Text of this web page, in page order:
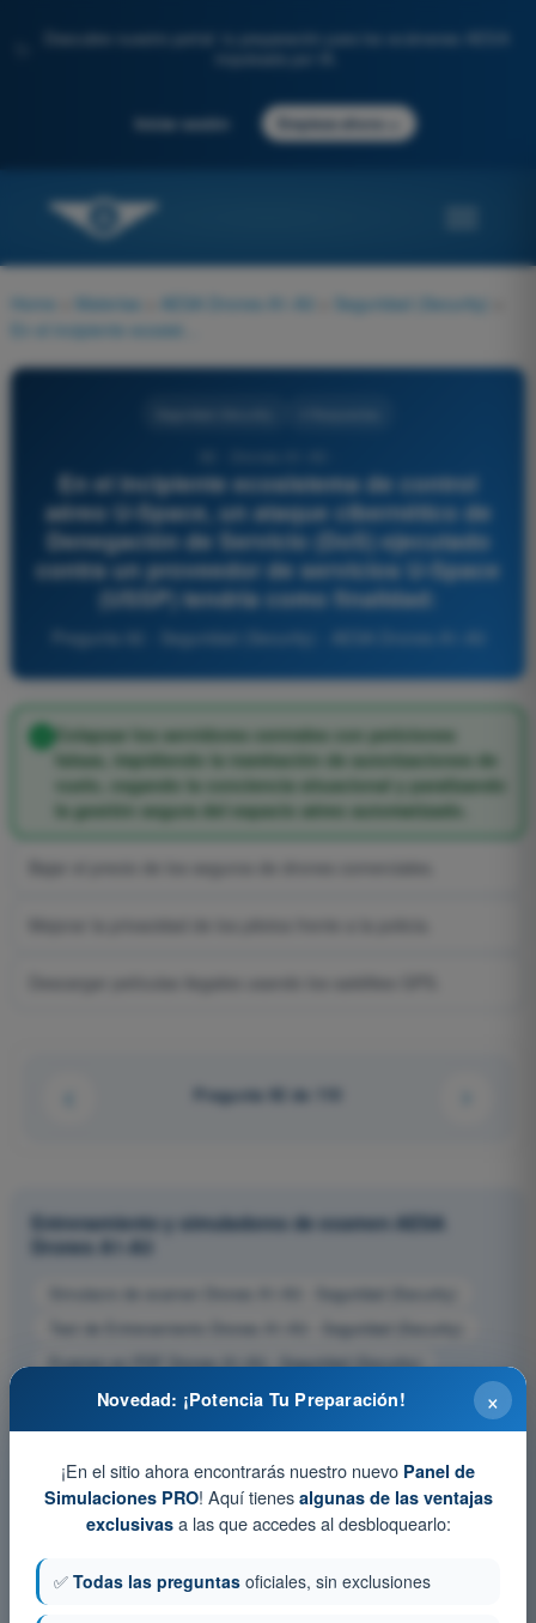
Descubre nuestro portal: tu preparación para los exámenes AESA
Iniciar sesión Empieza ahora
Home Materias AESA Drones A1-A3 Seguridad (Security)
En el incipiente ecosistema de control
aéreo U-Space, un ataque cibernético de
Denegación de Servicio (DoS) ejecutado
contra un proveedor de servicios U-Space
(USSP) tendría como finalidad:
Pregunta 92 - Seguridad (Security) - AESA Drones A1-A3
Colapsar los servidores centrales con peticiones
falsas, impidiendo la tramitación de autorizaciones de
vuelo, cegando la conciencia situacional y paralizando
la gestión segura del espacio aéreo automatizado.
Pregunta 92 de 110
Entrenamiento y simuladores de examen AESA
Drones A1-A3
Simulacro de examen Drones A1-A3 - Seguridad (Security)
Test de Entrenamiento Drones A1-A3 - Seguridad (Security)
Examen en PDF Drones A1-A3 - Seguridad (Security)
×
Novedad: ¡Potencia Tu Preparación!
¡En el sitio ahora encontrarás nuestro nuevo Panel de
Simulaciones PRO! Aquí tienes algunas de las ventajas
exclusivasa las que accedes al desbloquearlo:
✅ Todas las preguntas oficiales, sin exclusiones